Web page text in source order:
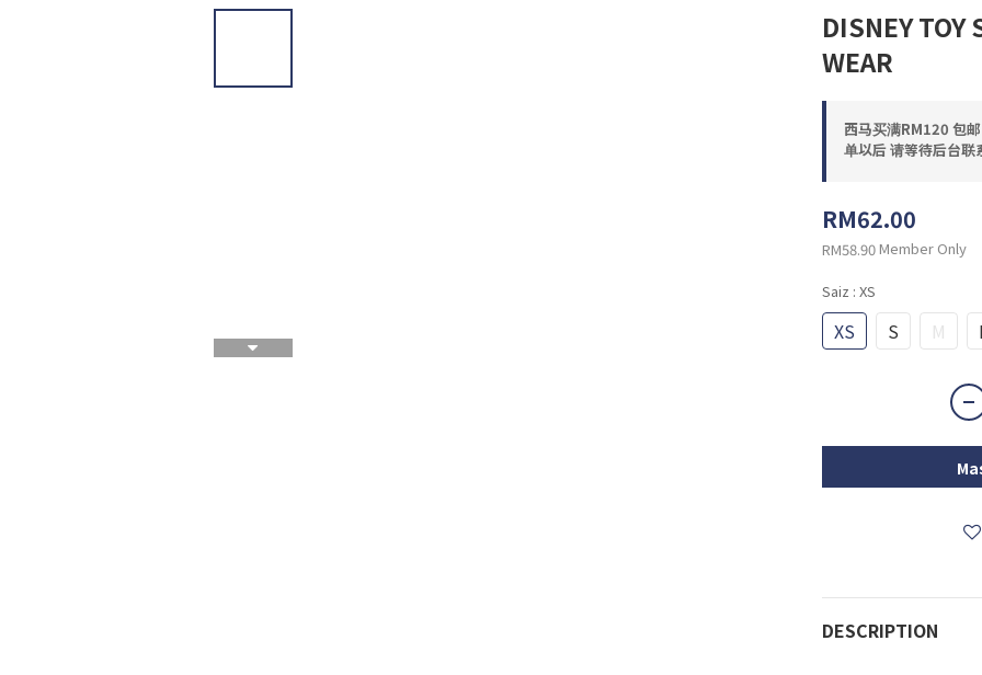
DISNEY TOY
WEAR
西马买满RM120 包
单以后 请等待后台
RM62.00
RM58.90Member Only
Saiz : XS
XS S M
DESCRIPTION